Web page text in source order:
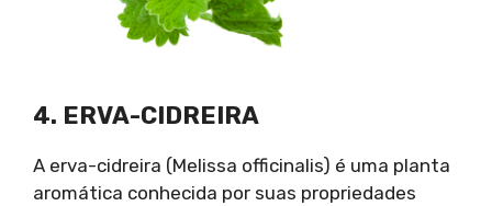
4. ERVA-CIDREIRA
A erva-cidreira (Melissa officinalis) é uma planta
aromática conhecida por suas propriedades